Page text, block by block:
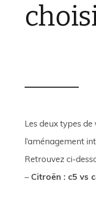
Les deux types
l’aménagement
Retrouvez ci-
– Citroën : c5 vs